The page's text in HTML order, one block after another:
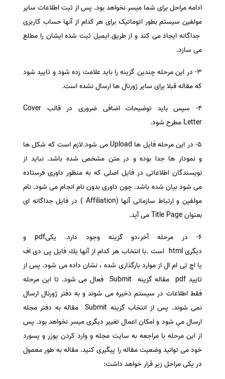
ادامه مراحل برای شما میسر نخواهد بود. پس از ثبت اطلاعات سایر
مولفین سیستم بطور اتوماتیک برای هر کدام از آنها حساب كاربری
جداگانه ایجاد می كند و از طریق ایمیل ثبت شده ایشان را مطلع
می سازد.
3- در این مرحله چندین گزینه را باید علامت زده شود و تایید شود
که مقاله قبلا برای سایر ژورنال ها ارسال نشده است.
4- سپس باید توضیحات اضافی ضروری در قالب Cover
Letter مطرح شود.
5- در این مرحله فایل ها Upload می شود.لازم است که شكل ها
و نمودار ها جدا بوده و در متن مشخص شده باشد. نباید از
نویسندگان اطلاعاتی در فایل اصلی كه به منظور داوری فرستاده
می شود بیان شده باشد. چون داوری بدون نام انجام می شود. نام
مولفین و ارتباط سازمانی آنها (Affiliation ) در فایل جداگانه ای
بعنوان Title Page می آید.
6- در مرحله آخر،دو گزینه وجود دارد. یكیpdf و
دیگری html است .با انتخاب هر کدام از آنها یك فایل پی دی اف
یا اچ تی ام ال از موارد بارگذاری شده ، نشان داده می شود. پس از
تایید pdf مقاله گزینه Submit فعال می شود. تا این مرحله
فقط اطلاعات در سیستم ذخیره می شوند و به دفتر ژورنال ارسال
نمی شوند. پس از انتخاب گزینه Submit مقاله به دفتر مجله
ارسال می شود و امکان اعمال تغییر دیگری میسر نخواهد بود. پس
از این مرحله با مراجعه به سایت مجله و وارد کردن یوزر و پسورد
خود می توانید وضعیت مقاله را پیگیری کنید. مقاله به طور معمول
در یکی مراحل زیر قرار خواهد داشت: